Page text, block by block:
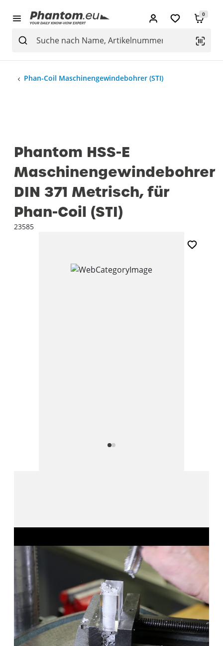
0
Phan-Coil Maschinengewindebohrer (STI)
Phantom HSS-E
Maschinengewindebohrer
DIN 371 Metrisch, für
Phan-Coil (STI)
23585